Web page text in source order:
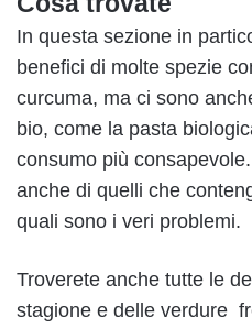
In questa sezione in
benefici di molte spezie
curcuma, ma ci sono
bio, come la pasta
consumo più
anche di quelli che
quali sono i veri problemi.
Troverete anche tutte le
stagione e delle verdure